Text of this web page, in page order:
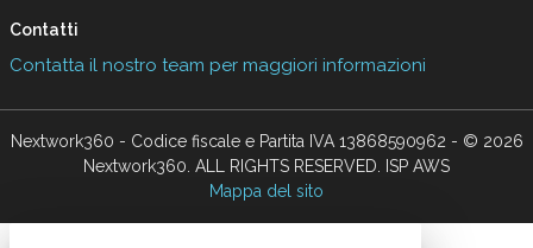
Contatti
Contatta il nostro team per maggiori informazioni
Nextwork360 - Codice fiscale e Partita IVA 13868590962 - © 2026
Nextwork360. ALL RIGHTS RESERVED. ISP AWS
Mappa del sito